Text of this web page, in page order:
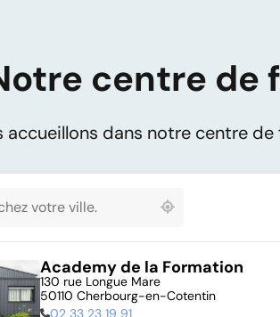
centre de
accueillons dans notre centre
Academy de la Formation
130 rue Longue Mare
50110 Cherbourg-en-Cotentin
02 33 23 19 91